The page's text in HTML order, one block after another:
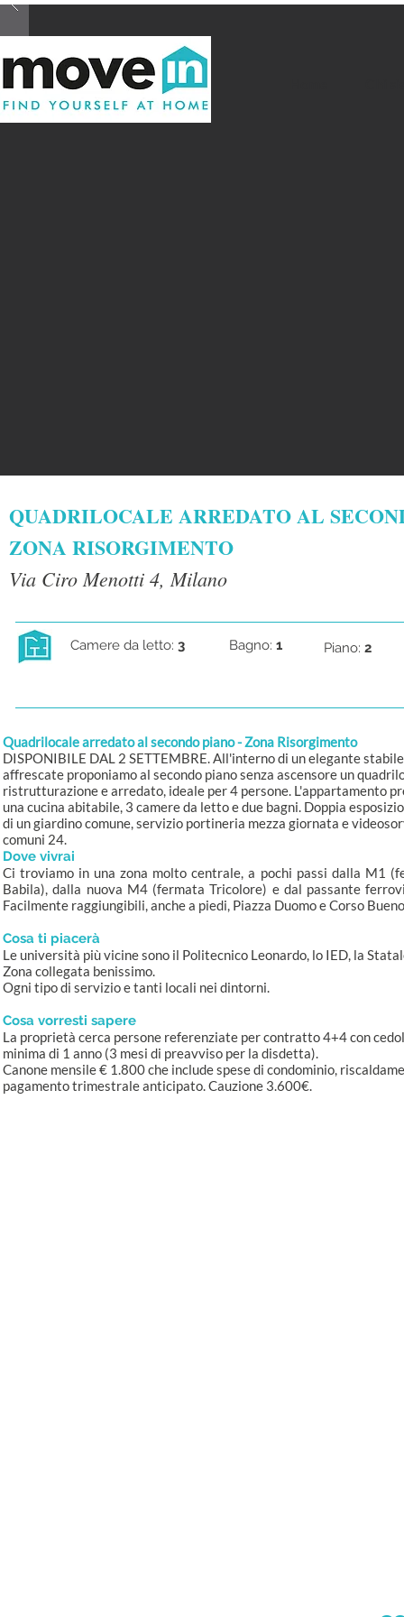
QUADRILOCALE ARREDATO AL
ZONA RISORGIMENTO
Via Ciro Menotti 4, Milano
Camere da letto: 3 Bagno: 1 Piano: 2
Quadrilocale arredato al secondo piano - Zona Risorgimento
DISPONIBILE DAL 2 SETTEMBRE. All'interno di un elegante
affrescate proponiamo al secondo piano senza ascensore un
ristrutturazione e arredato, ideale per 4 persone. L'appartamento
una cucina abitabile, 3 camere da letto e due bagni. Doppia
di un giardino comune, servizio portineria mezza giornata e
comuni 24.
Dove vivrai
Ci troviamo in una zona molto centrale, a pochi passi dalla M1
Babila), dalla nuova M4 (fermata Tricolore) e dal passante
Facilmente raggiungibili, anche a piedi, Piazza Duomo e Corso
Cosa ti piacerà
Le università più vicine sono il Politecnico Leonardo, lo IED, la
Zona collegata benissimo.
Ogni tipo di servizio e tanti locali nei dintorni.
Cosa vorresti sapere
La proprietà cerca persone referenziate per contratto 4+4 con
minima di 1 anno (3 mesi di preavviso per la disdetta).
Canone mensile € 1.800 che include spese di condominio,
pagamento trimestrale anticipato. Cauzione 3.600€.